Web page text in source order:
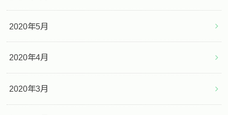
2020年5月
2020年4月
2020年3月